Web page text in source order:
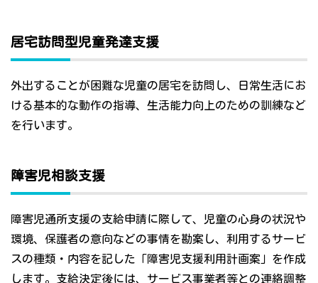
居宅訪問型児童発達支援
外出することが困難な児童の居宅を訪問し、日常生活にお
ける基本的な動作の指導、生活能力向上のための訓練など
を行います。
障害児相談支援
障害児通所支援の支給申請に際して、児童の心身の状況や
環境、保護者の意向などの事情を勘案し、利用するサービ
スの種類・内容を記した「障害児支援利用計画案」を作成
します。支給決定後には、サービス事業者等との連絡調整